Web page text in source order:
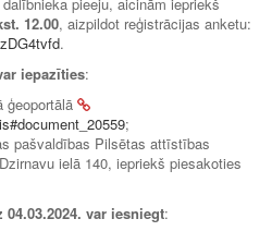
12.00, aizpildot reģistrācijas anketu:
.
iepazīties:
ģeoportālā
;
pašvaldības Pilsētas attīstības
ielā 140, iepriekš piesakoties
var iesniegt: